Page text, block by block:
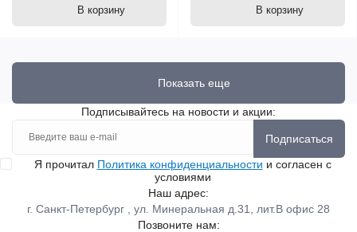
В корзину В корзину
Показать еще
Подписывайтесь на новости и акции:
Подписаться
Я прочитал Политика конфиденциальности и согласен с
условиями
Наш адрес:
г. Санкт-Петербург , ул. Минеральная д.31, лит.В офис 28
Позвоните нам: